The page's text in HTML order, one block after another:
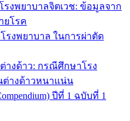
งพยาบาลจิตเวช: ข้อมูลจาก
ยโรค
งพยาบาล ในการผ่าตัด
างด้าว: กรณีศึกษาโรง
างด้าวหนาแน่น
ปีที่ 1 ฉบับที่ 1